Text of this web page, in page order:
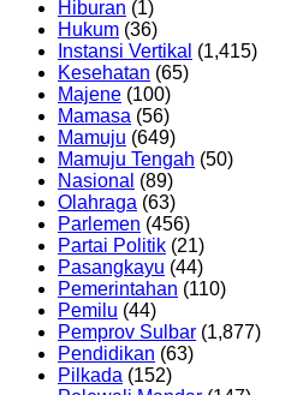
Hiburan (1)
Hukum (36)
Instansi Vertikal (1,415)
Kesehatan (65)
Majene (100)
Mamasa (56)
Mamuju (649)
Mamuju Tengah (50)
Nasional (89)
Olahraga (63)
Parlemen (456)
Partai Politik (21)
Pasangkayu (44)
Pemerintahan (110)
Pemilu (44)
Pemprov Sulbar (1,877)
Pendidikan (63)
Pilkada (152)